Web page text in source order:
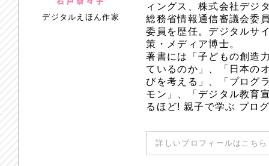
デジタルえほん作家
ィングス、株式会社デジ
総務省情報通信審議会委
委員を歴任。デジタルサ
策・メディア博士。
著書には「子どもの創造
ているのか」、「日本の
びを考える」、「プログ
モン」、「デジタル教育
るほど! 親子で学ぶ プロ
詳しいプロフィールはこち